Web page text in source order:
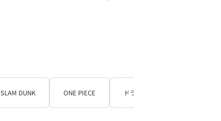
SLAM DUNK ONE PIECE ドラゴンボール